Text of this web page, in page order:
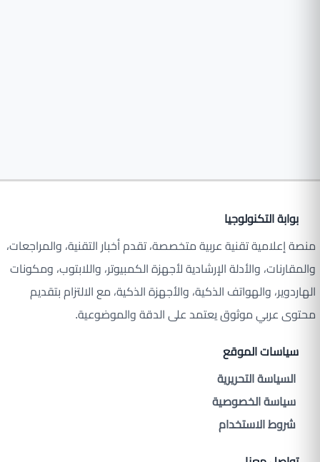
بوابة التكنولوجيا
منصة إعلامية تقنية عربية متخصصة، تقدم أخبار التقنية، والمراجعات،
والمقارنات، والأدلة الإرشادية لأجهزة الكمبيوتر، واللابتوب، ومكونات
الهاردوير، والهواتف الذكية، والأجهزة الذكية، مع الالتزام بتقديم
محتوى عربي موثوق يعتمد على الدقة والموضوعية.
سياسات الموقع
السياسة التحريرية
سياسة الخصوصية
شروط الاستخدام